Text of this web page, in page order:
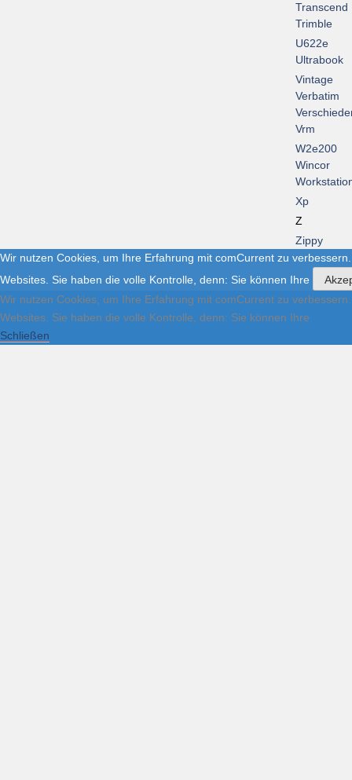
Transcend
Trimble
U622e
Ultrabook
Vintage
Verbatim
Vrm
W2e200
Wincor
Xp
Z
Zippy
Wir nutzen Cookies, um Ihre Erfahrung mit comCurrent zu
Websites. Sie haben die volle Kontrolle, denn: Sie können Ihre
Wir nutzen Cookies, um Ihre Erfahrung mit comCurrent zu
Websites. Sie haben die volle Kontrolle, denn: Sie können Ihre
Schließen